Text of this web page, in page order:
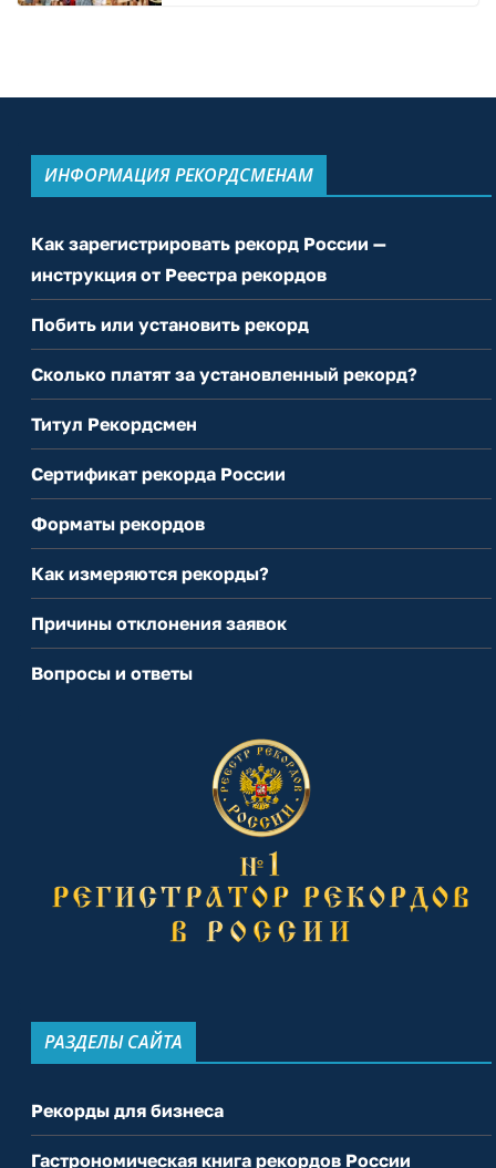
ИНФОРМАЦИЯ РЕКОРДСМЕНАМ
Как зарегистрировать рекорд России —
инструкция от Реестра рекордов
Побить или установить рекорд
Сколько платят за установленный рекорд?
Титул Рекордсмен
Сертификат рекорда России
Форматы рекордов
Как измеряются рекорды?
Причины отклонения заявок
Вопросы и ответы
РАЗДЕЛЫ САЙТА
Рекорды для бизнеса
Гастрономическая книга рекордов России